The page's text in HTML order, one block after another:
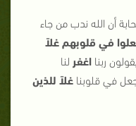
أن الله ندب من جاء
في قلوبهم غلاً
ربنا اغفر لنا
في قلوبنا غلاً للذين